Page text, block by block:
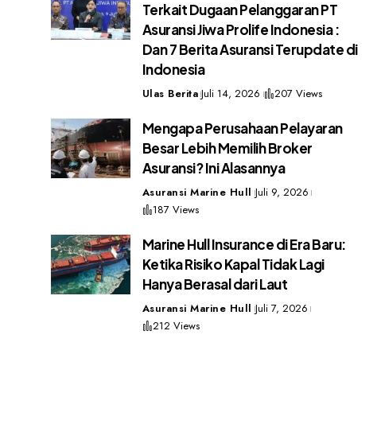
Terkait Dugaan Pelanggaran PT
Asuransi Jiwa Prolife Indonesia :
Dan 7 Berita Asuransi Terupdate di
Indonesia
Ulas Berita Juli 14, 2026 207 Views
Mengapa Perusahaan Pelayaran
Besar Lebih Memilih Broker
Asuransi? Ini Alasannya
Asuransi Marine Hull Juli 9, 2026
187 Views
Marine Hull Insurance di Era Baru:
Ketika Risiko Kapal Tidak Lagi
Hanya Berasal dari Laut
Asuransi Marine Hull Juli 7, 2026
212 Views